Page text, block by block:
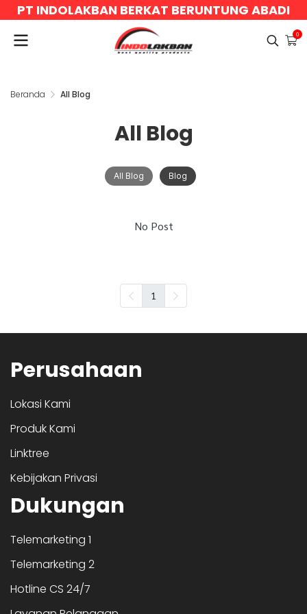
PT INDOLAKBAN BERKAT BERUNTUNG ABADI
0
Beranda All Blog
All Blog
All Blog Blog
No Post
1
Perusahaan
Lokasi Kami
Produk Kami
Linktree
Kebijakan Privasi
Dukungan
Telemarketing 1
Telemarketing 2
Hotline CS 24/7